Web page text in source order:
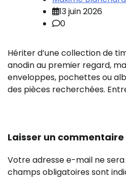
13 juin 2026
0
Hériter d’une collection de
anodin au premier regard,
enveloppes, pochettes ou
des pièces recherchées.
Laisser un commentaire
Votre adresse e-mail ne sera
champs obligatoires sont